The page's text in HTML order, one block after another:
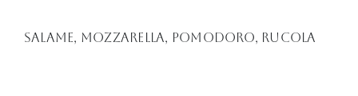
Salame, mozzarella, pomodoro, rucola